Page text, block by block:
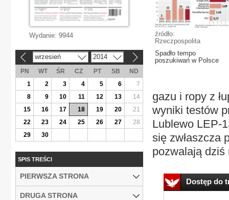
źródło:
Rzeczpospolita
Spadło tempo
poszukiwań w Polsce
gazu i ropy z
wyniki testów
Lublewo LEP-
się zwłaszcza
pozwalają dziś
Dostęp do
Wydanie: 9944
wrzesień 2014
PN WT ŚR CZ PT SB
ND
1
2 3 4 5 6
7
8
9 10 11 12 13
14
15
16 17 18 19 20
21
22
23 24 25 26 27
28
29
30
SPIS TREŚCI
PIERWSZA STRONA
DRUGA STRONA